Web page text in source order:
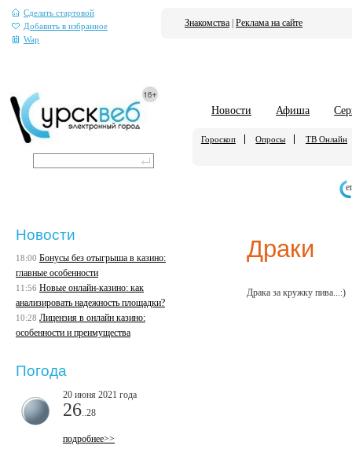
Сделать стартовой
Добавить в избранное
Wap
Знакомства Реклама на сайте
Новости Афиша
Гороскоп Опросы ТВ Онлайн
Драки
Драка за кружку пива...:)
Новости
18:00 Бонусы без отыгрыша в казино:
главные особенности
11:56 Новые онлайн-казино: как
анализировать надежность площадки?
10:28 Лицензия в онлайн казино:
особенности и преимущества
Погода
20 июня 2021 года
26 ..28
подробнее>>